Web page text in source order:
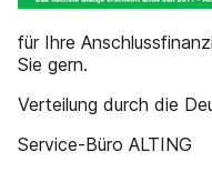
für Ihre
Sie gern.
Verteilung durch die
Service-Büro ALTING